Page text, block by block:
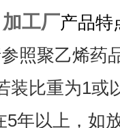
工厂产品特
照聚乙烯药
装比重为1或
5年以上，如